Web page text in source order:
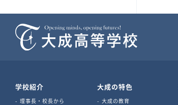
学校紹介
理事長・校長から
大成の特色
大成の教育